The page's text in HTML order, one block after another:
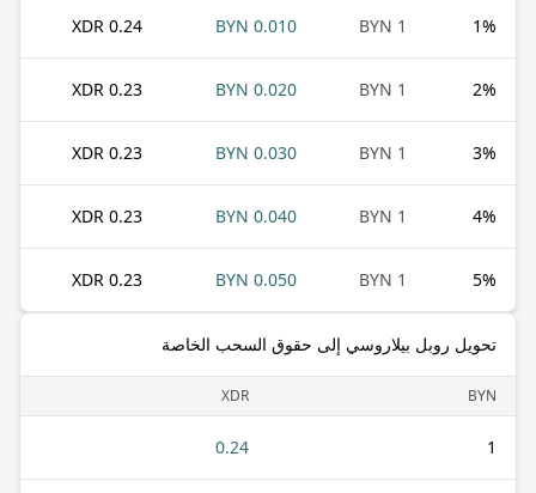
1%
1 BYN
0.010 BYN
0.24 XDR
2%
1 BYN
0.020 BYN
0.23 XDR
3%
1 BYN
0.030 BYN
0.23 XDR
4%
1 BYN
0.040 BYN
0.23 XDR
5%
1 BYN
0.050 BYN
0.23 XDR
تحويل روبل بيلاروسي إلى حقوق السحب الخاصة
BYN
XDR
1
0.24